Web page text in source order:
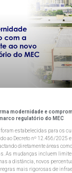
modernidade e
regulatório do MEC
estabelecidas para os
ao Decreto nº 12.456/2025
diretamente áreas como
As mudanças incluem
a distância, novos
mais rigorosas de